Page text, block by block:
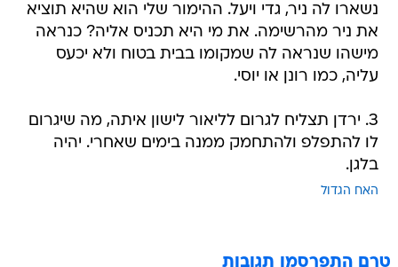
נשארו לה ניר, גדי ויעל. ההימור שלי הוא שהיא תוציא
את ניר מהרשימה. את מי היא תכניס אליה? כנראה
מישהו שנראה לה שמקומו בבית בטוח ולא יכעס
עליה, כמו רונן או יוסי.
3. ירדן תצליח לגרום לליאור לישון איתה, מה שיגרום
לו להתפלפ ולהתחמק ממנה בימים שאחרי. יהיה
בלגן.
האח הגדול
טרם התפרסמו תגובות